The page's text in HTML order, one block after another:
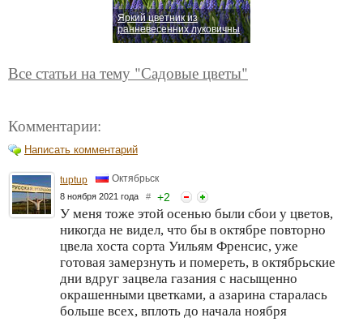
Яркий цветник из
ранневесенних луковичны
Все статьи на тему "Садовые цветы"
Комментарии:
Написать комментарий
tuptup Октябрьск
8 ноября 2021 года # +2
У меня тоже этой осенью были сбои у цветов,
никогда не видел, что бы в октябре повторно
цвела хоста сорта Уильям Френсис, уже
готовая замерзнуть и помереть, в октябрьские
дни вдруг зацвела газания с насыщенно
окрашенными цветками, а азарина старалась
больше всех, вплоть до начала ноября